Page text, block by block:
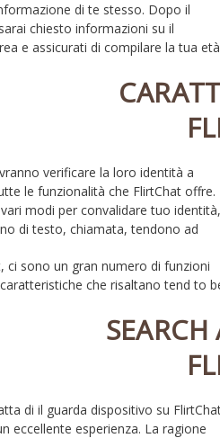
di te stesso. Dopo il
chiesto informazioni su il
e assicurati di compilare la tua età
stesso. Quando fatto,
cerca quel utente potresti
verificare la loro identità a
le funzionalità che FlirtChat offre.
modi per convalidare tuo identità,
di testo, chiamata, tendono ad
i loro carta. Una volta
una conferma codice sarà data
loro di ottenere uno gratuito
ci sono un gran numero di funzioni
che risaltano tend to
user diaries, videos, forum della
di il guarda dispositivo su
eccellente esperienza. La ragione
le tue preferenze . Molti ricerca
di questo utente, invecchiare,